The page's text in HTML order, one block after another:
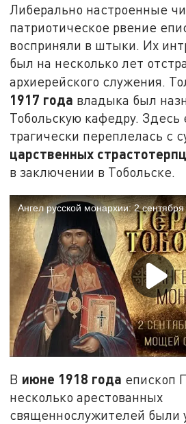
Либерально настроенные
патриотическое рвение
восприняли в штыки. Их
был на несколько лет
архиерейского служения.
1917 года владыка был
Тобольскую кафедру. Здесь
трагически переплелась с
царственных
в заключении в Тобольске.
В июне 1918 года епископ
несколько арестованных
священнослужителей были